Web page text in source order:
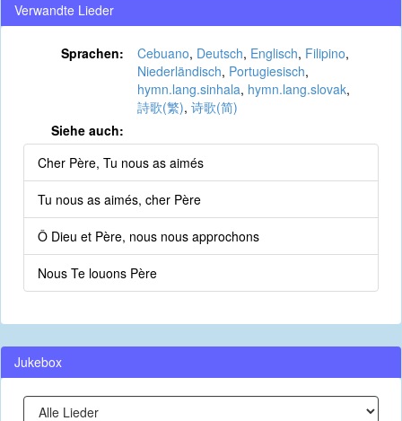
Verwandte Lieder
Sprachen: Cebuano, Deutsch, Englisch, Filipino,
Niederländisch, Portugiesisch,
hymn.lang.sinhala, hymn.lang.slovak,
詩歌(繁), 诗歌(简)
Siehe auch:
Cher Père, Tu nous as aimés
Tu nous as aimés, cher Père
Ô Dieu et Père, nous nous approchons
Nous Te louons Père
Jukebox